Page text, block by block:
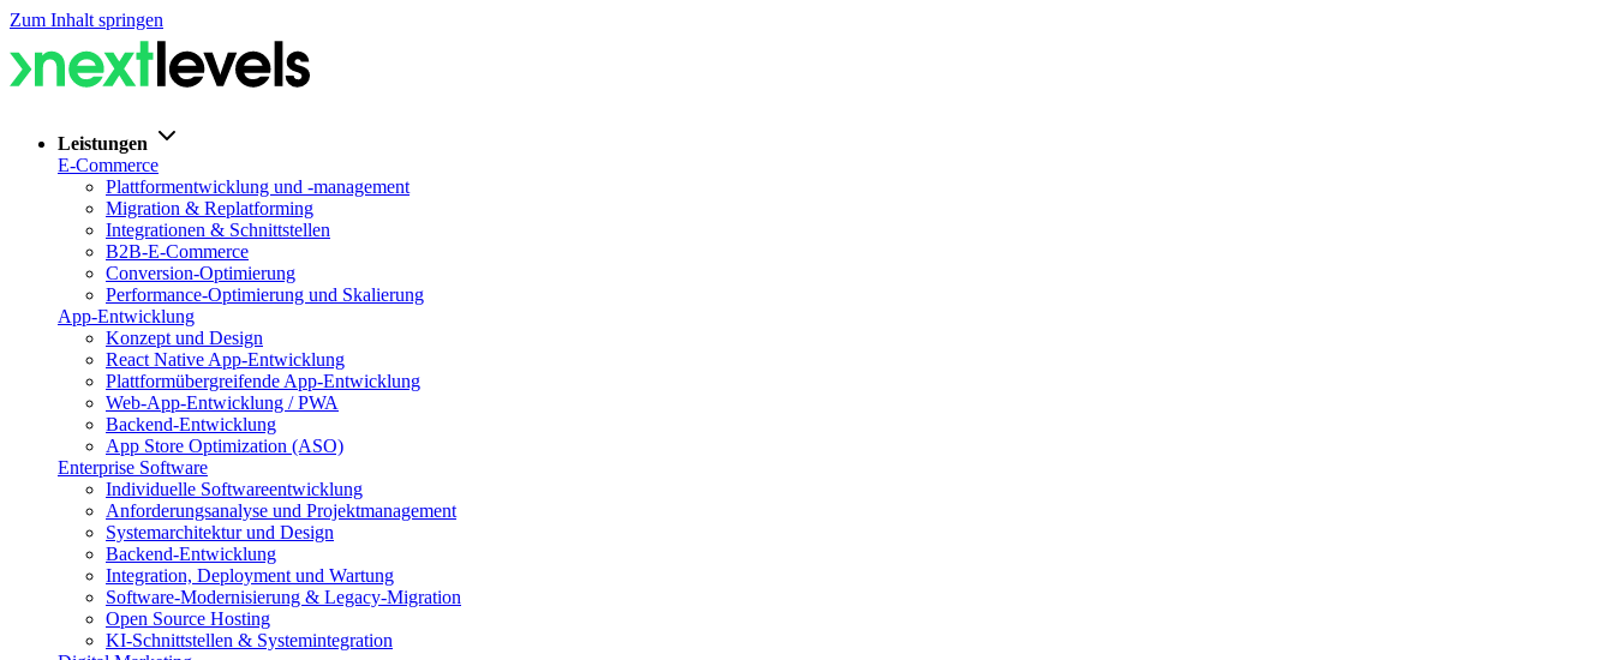
Zum Inhalt springen
Leistungen
E-Commerce
Plattformentwicklung und -management
Migration & Replatforming
Integrationen & Schnittstellen
B2B-E-Commerce
Conversion-Optimierung
Performance-Optimierung und Skalierung
App-Entwicklung
Konzept und Design
React Native App-Entwicklung
Plattformübergreifende App-Entwicklung
Web-App-Entwicklung / PWA
Backend-Entwicklung
App Store Optimization (ASO)
Enterprise Software
Individuelle Softwareentwicklung
Anforderungsanalyse und Projektmanagement
Systemarchitektur und Design
Backend-Entwicklung
Integration, Deployment und Wartung
Software-Modernisierung & Legacy-Migration
Open Source Hosting
KI-Schnittstellen & Systemintegration